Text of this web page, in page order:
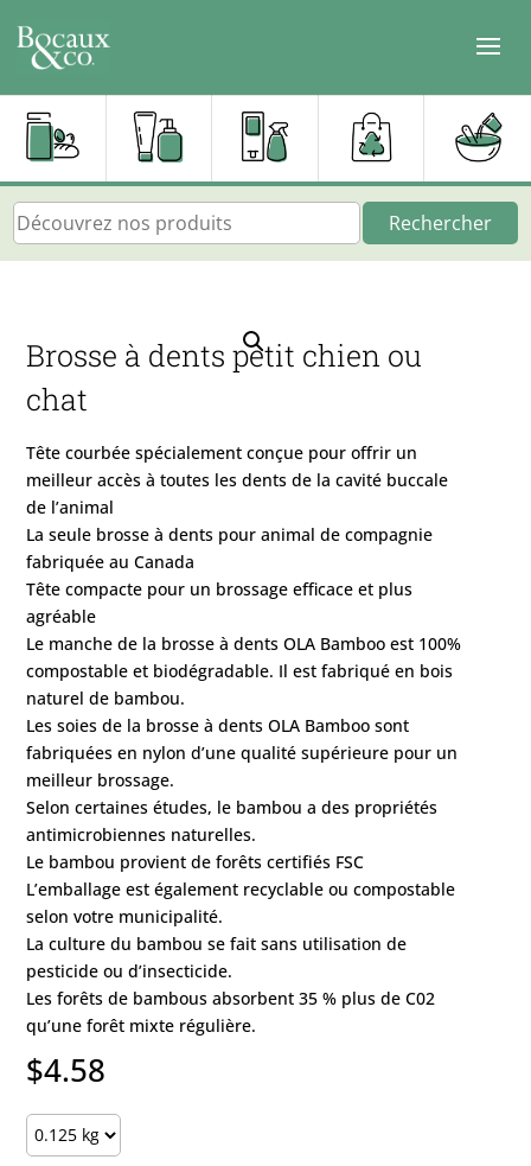
Rechercher
Brosse à dents petit chien ou
chat
Tête courbée spécialement conçue pour offrir un
meilleur accès à toutes les dents de la cavité buccale
de l’animal
La seule brosse à dents pour animal de compagnie
fabriquée au Canada
Tête compacte pour un brossage efficace et plus
agréable
Le manche de la brosse à dents OLA Bamboo est 100%
compostable et biodégradable. Il est fabriqué en bois
naturel de bambou.
Les soies de la brosse à dents OLA Bamboo sont
fabriquées en nylon d’une qualité supérieure pour un
meilleur brossage.
Selon certaines études, le bambou a des propriétés
antimicrobiennes naturelles.
Le bambou provient de forêts certifiés FSC
L’emballage est également recyclable ou compostable
selon votre municipalité.
La culture du bambou se fait sans utilisation de
pesticide ou d’insecticide.
Les forêts de bambous absorbent 35 % plus de C02
qu’une forêt mixte régulière.
$4.58
Brosse
à